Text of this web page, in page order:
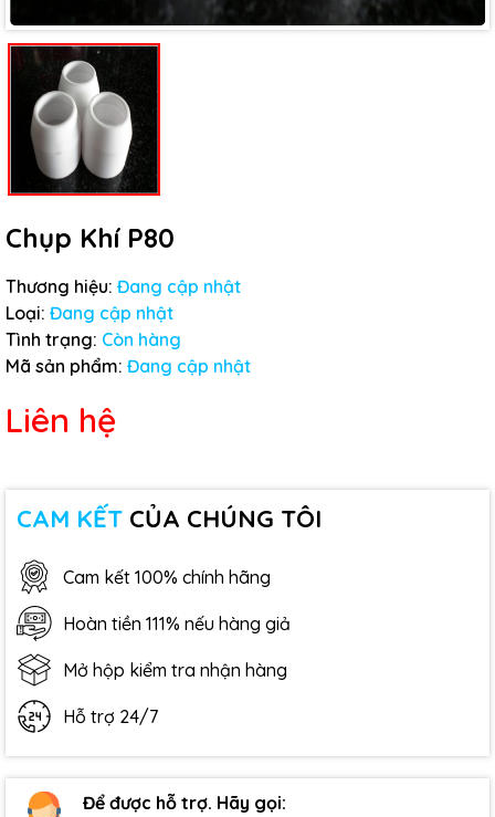
Chụp Khí P80
Thương hiệu: Đang cập nhật
Loại: Đang cập nhật
Tình trạng: Còn hàng
Mã sản phẩm: Đang cập nhật
Liên hệ
CAM KẾT CỦA CHÚNG TÔI
Cam kết 100% chính hãng
Hoàn tiền 111% nếu hàng giả
Mở hộp kiểm tra nhận hàng
Hỗ trợ 24/7
Để được hỗ trợ. Hãy gọi: